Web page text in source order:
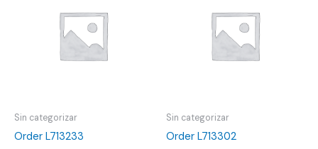
Sin categorizar
Order L713233
Sin categorizar
Order L713302